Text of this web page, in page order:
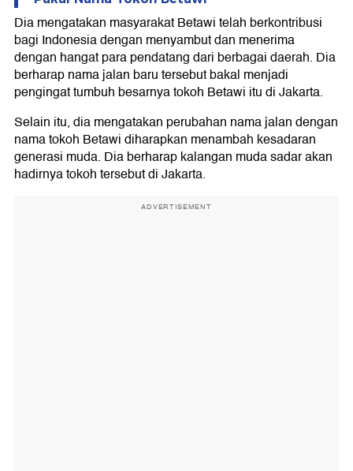
Dia mengatakan masyarakat Betawi telah berkontribusi
bagi Indonesia dengan menyambut dan menerima
dengan hangat para pendatang dari berbagai daerah. Dia
berharap nama jalan baru tersebut bakal menjadi
pengingat tumbuh besarnya tokoh Betawi itu di Jakarta.
Selain itu, dia mengatakan perubahan nama jalan dengan
nama tokoh Betawi diharapkan menambah kesadaran
generasi muda. Dia berharap kalangan muda sadar akan
hadirnya tokoh tersebut di Jakarta.
ADVERTISEMENT